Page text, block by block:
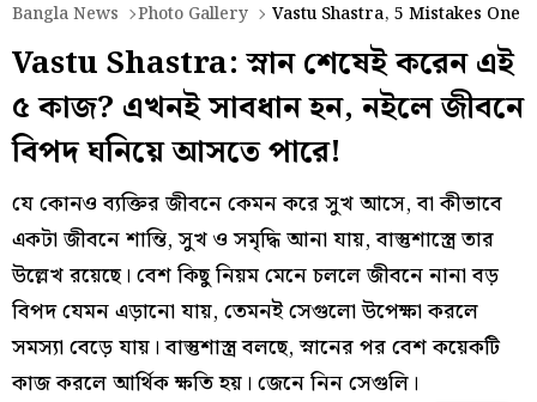
Bangla News
Photo Gallery Vastu Shastra, 5 Mistakes One
Vastu Shastra: স্নান শেষেই করেন এই
৫ কাজ? এখনই সাবধান হন, নইলে জীবনে
বিপদ ঘনিয়ে আসতে পারে!
যে কোনও ব্যক্তির জীবনে কেমন করে সুখ আসে, বা কীভাবে
একটা জীবনে শান্তি, সুখ ও সমৃদ্ধি আনা যায়, বাস্তুশাস্ত্রে তার
উল্লেখ রয়েছে। বেশ কিছু নিয়ম মেনে চললে জীবনে নানা বড়
বিপদ যেমন এড়ানো যায়, তেমনই সেগুলো উপেক্ষা করলে
সমস্যা বেড়ে যায়। বাস্তুশাস্ত্র বলছে, স্নানের পর বেশ কয়েকটি
কাজ করলে আর্থিক ক্ষতি হয়। জেনে নিন সেগুলি।